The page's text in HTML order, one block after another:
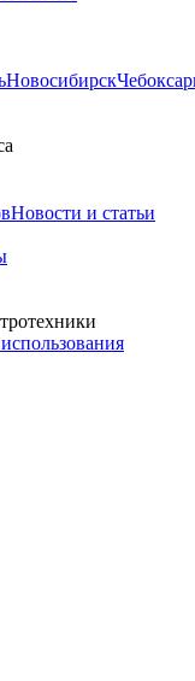
Новосибирск
Новости и статьи